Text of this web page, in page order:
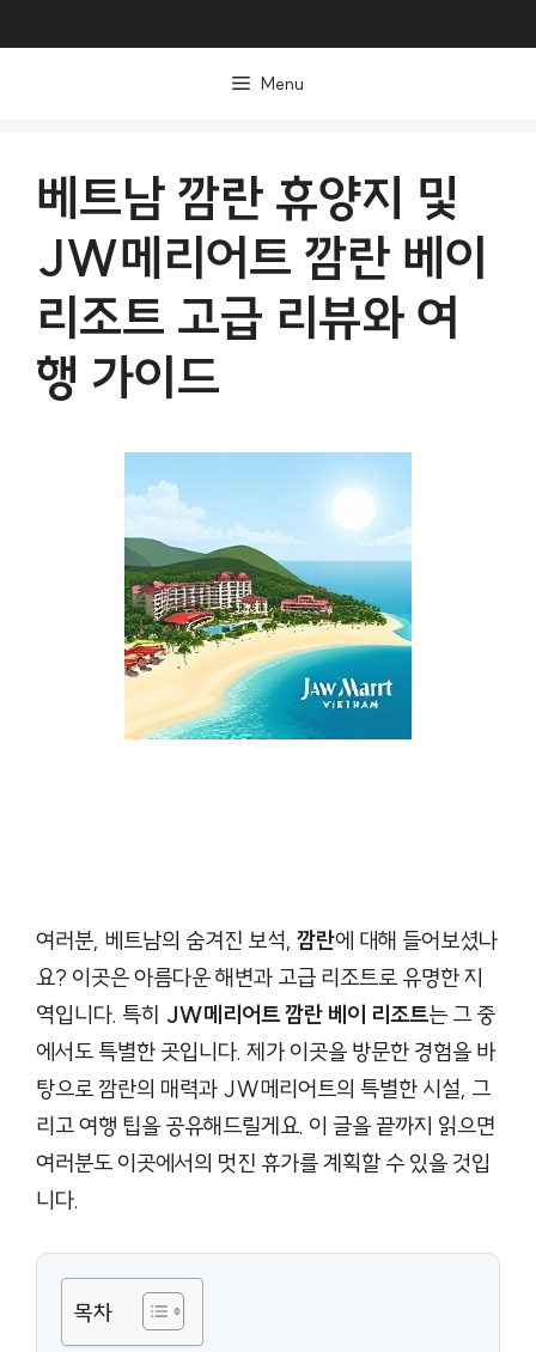
Menu
베트남 깜란 휴양지 및
JW메리어트 깜란 베이
리조트 고급 리뷰와 여
행 가이드
여러분, 베트남의 숨겨진 보석, 깜란에 대해 들어보셨나
요? 이곳은 아름다운 해변과 고급 리조트로 유명한 지
역입니다. 특히 JW메리어트 깜란 베이 리조트는 그 중
에서도 특별한 곳입니다. 제가 이곳을 방문한 경험을 바
탕으로 깜란의 매력과 JW메리어트의 특별한 시설, 그
리고 여행 팁을 공유해드릴게요. 이 글을 끝까지 읽으면
여러분도 이곳에서의 멋진 휴가를 계획할 수 있을 것입
니다.
목차